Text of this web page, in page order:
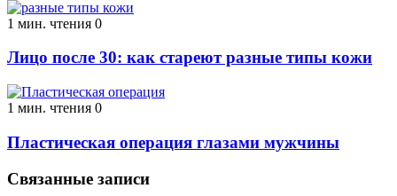
1 мин. чтения 0
Лицо после 30: как стареют разные типы кожи
1 мин. чтения 0
Пластическая операция глазами мужчины
Связанные записи